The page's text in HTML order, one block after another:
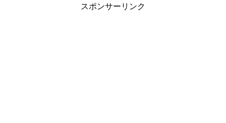
スポンサーリンク